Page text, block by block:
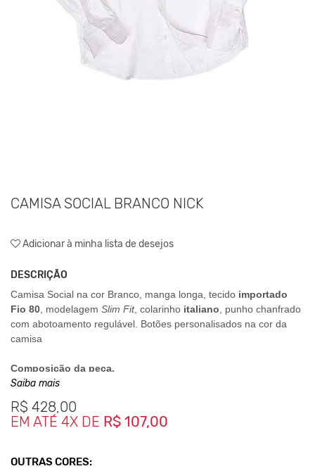
CAMISA SOCIAL BRANCO NICK
Adicionar à minha lista de desejos
DESCRIÇÃO
Camisa Social na cor Branco, manga longa, tecido importado
Fio 80 , modelagem Slim Fit, colarinho italiano , punho chanfrado
com abotoamento regulável. Botões personalisados na cor da
camisa
Composição da peça.
100% algodão. Costurada com linha 100% algodão, botão de
massa personalizado.
Medidas da peça.
2- Largura 53cm - Comprimento 75cm
Saiba mais
R$ 428,00
EM ATÉ 4X DE R$ 107,00
OUTRAS CORES: